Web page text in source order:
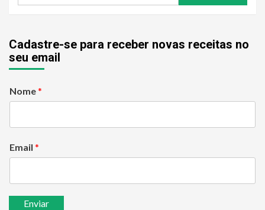
Cadastre-se para receber novas receitas no
seu email
Nome*
Email *
Enviar